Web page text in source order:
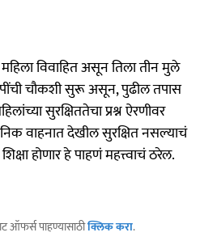
महिला विवाहित असून तिला तीन मुले
चौकशी सुरू असून, पुढील तपास
सुरक्षिततेचा प्रश्न ऐरणीवर
वाहनात देखील सुरक्षित नसल्याचं
होणार हे पाहणं महत्त्वाचं ठरेल.
ऑफर्स पाहण्यासाठीक्लिक करा.